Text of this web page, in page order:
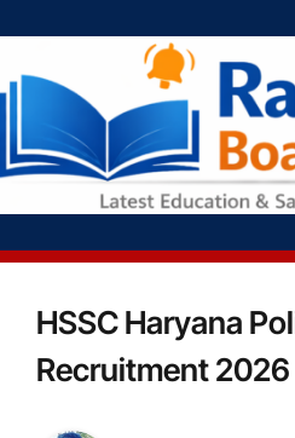
HSSC Haryana
Recruitment 2026